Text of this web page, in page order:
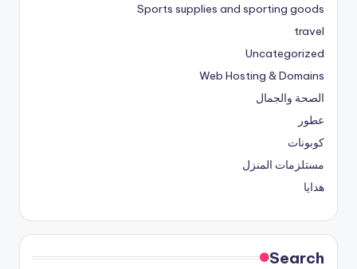
Sports supplies and sporting goods
travel
Uncategorized
Web Hosting & Domains
الصحة والجمال
عطور
كوبونات
مستلزمات المنزل
هدايا
Search